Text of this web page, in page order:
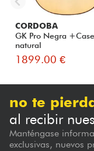
CORDOBA
GK Pro Negra
natural
1899.00 €
no te
al recibir
Manténgase
exclusivas, nuevos